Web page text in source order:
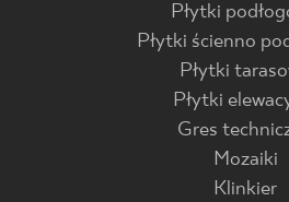
Płytki
Płytki ścienno
Płytki
Płytki
Gres
Mozaiki
Klinkier